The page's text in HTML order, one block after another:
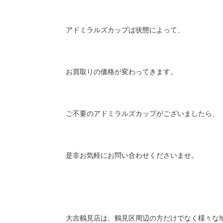
アドミラルズカップは状態によって、
お買取りの価格が変わってきます。
ご不要のアドミラルズカップがございましたら、
是非お気軽にお問い合わせくださいませ。
大吉鶴見店は、鶴見区周辺の方だけでなく様々な